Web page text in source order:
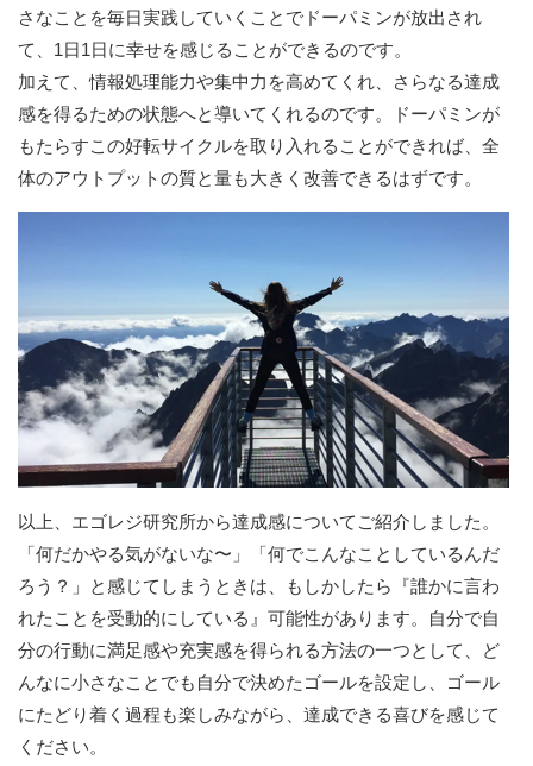
さなことを毎日実践していくことでドーパミンが放出され
て、1日1日に幸せを感じることができるのです。
加えて、情報処理能力や集中力を高めてくれ、さらなる達成
感を得るための状態へと導いてくれるのです。ドーパミンが
もたらすこの好転サイクルを取り入れることができれば、全
体のアウトプットの質と量も大きく改善できるはずです。
以上、エゴレジ研究所から達成感についてご紹介しました。
「何だかやる気がないな〜」「何でこんなことしているんだ
ろう？」と感じてしまうときは、もしかしたら『誰かに言わ
れたことを受動的にしている』可能性があります。自分で自
分の行動に満足感や充実感を得られる方法の一つとして、ど
んなに小さなことでも自分で決めたゴールを設定し、ゴール
にたどり着く過程も楽しみながら、達成できる喜びを感じて
ください。